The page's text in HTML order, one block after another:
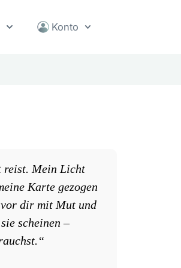
Konto
reist. Mein Licht
Karte gezogen
vor dir mit Mut und
scheinen –